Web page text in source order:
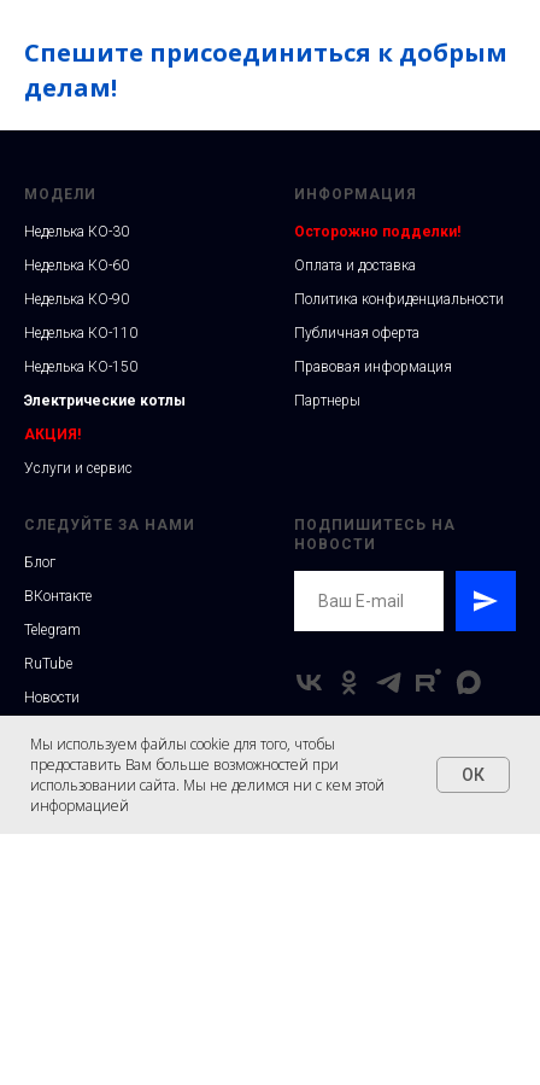
Мы используем файлы cookie для того, чтобы
предоставить Вам больше возможностей при
использовании сайта. Мы не делимся ни с кем этой
информацией
ОК
Спешите присоединиться к добрым
делам!
МОДЕЛИ
Неделька КО-30
Неделька КО-60
Неделька КО-90
Неделька КО-110
Неделька КО-150
Электрические котлы
АКЦИЯ!
Услуги и сервис
ИНФОРМАЦИЯ
Осторожно подделки!
Оплата и доставка
Политика конфиденциальности
Публичная оферта
Правовая информация
Партнеры
СЛЕДУЙТЕ ЗА НАМИ
Блог
ВКонтакте
Telegram
RuTube
Новости
ПОДПИШИТЕСЬ НА
НОВОСТИ
Производитель: ООО "Триай"
ИНН 4205331113 КПП
© 2015-2026 ООО "Триай"